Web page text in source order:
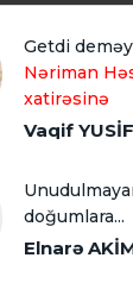
Getdi
Nəriman
xatirəsinə
Vaqif
doğumlara...
Elnarə